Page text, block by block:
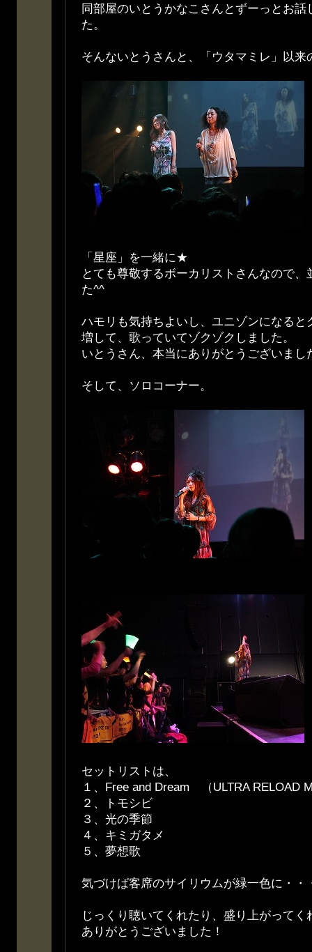
同部屋のいとうかなこさんとずーっとお
た。
そんないとうさんと、「ウタマミレ」以来
「星座」を一緒に★
とても尊敬するボーカリストさんなので
た^^
ハモリも気持ちよいし、ユニゾンになると
増して、歌っていてゾクゾクしました。
いとうさん、本当にありがとうございまし
そして、ソロコーナー。
セットリストは、
１、Free and Dream （ULTRA RELOAD
２、トモシビ
３、光の季節
４、キミガタメ
５、夢想歌
気づけば客席のサイリウムが緑一色に・
じっくり聴いてくれたり、盛り上がってく
ありがとうございました！